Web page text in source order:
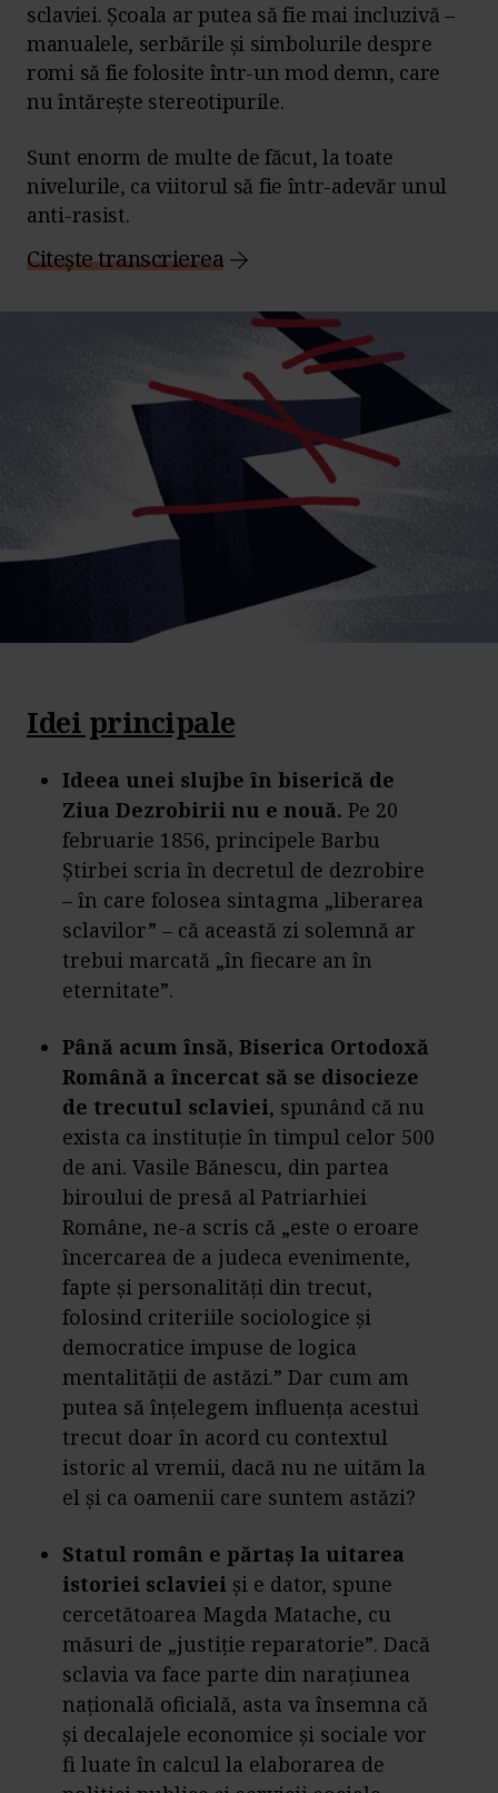
sclaviei. Școala ar putea să fie mai incluzivă –
manualele, serbările și simbolurile despre
romi să fie folosite într-un mod demn, care
nu întărește stereotipurile.
Sunt enorm de multe de făcut, la toate
nivelurile, ca viitorul să fie într-adevăr unul
anti-rasist.
Citește transcrierea
Idei principale
Ideea unei slujbe în biserică de
Ziua Dezrobirii nu e nouă. Pe 20
februarie 1856, principele Barbu
Știrbei scria în decretul de dezrobire
– în care folosea sintagma „liberarea
sclavilor” – că această zi solemnă ar
trebui marcată „în fiecare an în
eternitate”.
Până acum însă, Biserica Ortodoxă
Română a încercat să se disocieze
de trecutul sclaviei, spunând că nu
exista ca instituție în timpul celor 500
de ani. Vasile Bănescu, din partea
biroului de presă al Patriarhiei
Române, ne-a scris că „este o eroare
încercarea de a judeca evenimente,
fapte și personalități din trecut,
folosind criteriile sociologice și
democratice impuse de logica
mentalității de astăzi.” Dar cum am
putea să înțelegem influența acestui
trecut doar în acord cu contextul
istoric al vremii, dacă nu ne uităm la
el și ca oamenii care suntem astăzi?
Statul român e părtaș la uitarea
istoriei sclaviei și e dator, spune
cercetătoarea Magda Matache, cu
măsuri de „justiție reparatorie”. Dacă
sclavia va face parte din narațiunea
națională oficială, asta va însemna că
și decalajele economice și sociale vor
fi luate în calcul la elaborarea de